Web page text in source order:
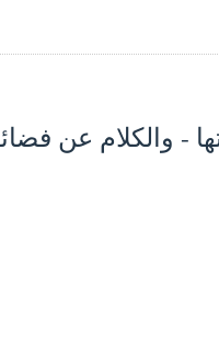
(3) سبب تسميتها -